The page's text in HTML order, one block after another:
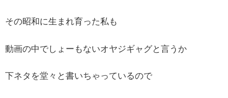
その昭和に生まれ育った私も
動画の中でしょーもないオヤジギャグと言うか
下ネタを堂々と書いちゃっているので